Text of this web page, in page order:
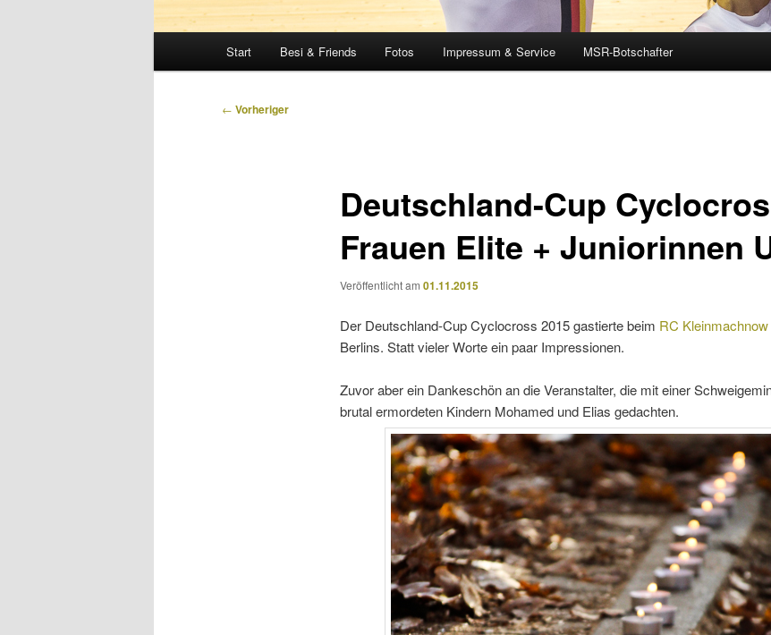
Start Besi & Friends Fotos Impressum & Service MSR-Botschafter
Beitragsnavigation
← Vorheriger
Deutschland-Cup
Frauen Elite + Juniorinnen
Veröffentlicht am 01.11.2015
Der Deutschland-Cup Cyclocross 2015 gastierte beim RC Kleinmachnow
Berlins. Statt vieler Worte ein paar Impressionen.
Zuvor aber ein Dankeschön an die Veranstalter, die mit einer
brutal ermordeten Kindern Mohamed und Elias gedachten.